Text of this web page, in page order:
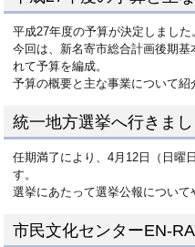
平成27年度の予算が決定しました
今回は、新名寄市総合計画後期
れて予算を編成。
予算の概要と主な事業について紹
統一地方選挙へ行きま
任期満了により、4月12日（日曜
す。
選挙にあたって選挙公報について
市民文化センターEN-